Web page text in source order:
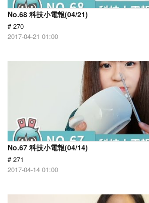
No.68 科技小電報(04/21)
# 270
2017-04-21 01:00
No.67 科技小電報(04/14)
# 271
2017-04-14 01:00